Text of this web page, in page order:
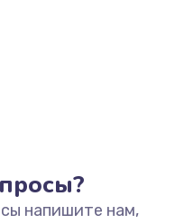
напишите нам,